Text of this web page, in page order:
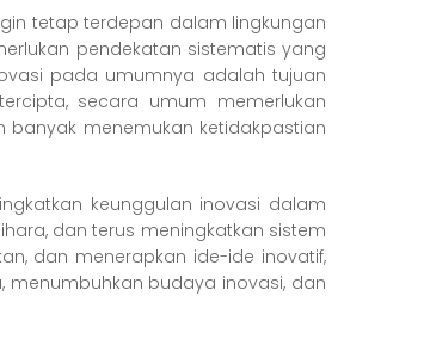
tetap terdepan dalam lingkungan
pendekatan sistematis yang
pada umumnya adalah tujuan
secara umum memerlukan
banyak menemukan ketidakpastian
keunggulan inovasi dalam
dan terus meningkatkan sistem
dan menerapkan ide-ide inovatif,
menumbuhkan budaya inovasi, dan